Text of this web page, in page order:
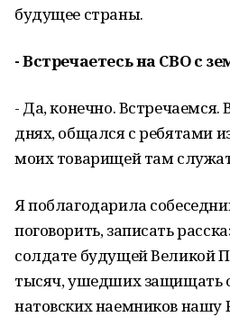
будущее страны.
- Встречаетесь на СВО с
- Да, конечно. Встречаемся.
днях, общался с ребятами
моих товарищей там
Я поблагодарила
поговорить, записать
солдате будущей Великой
тысяч, ушедших защищать
натовских наемников нашу